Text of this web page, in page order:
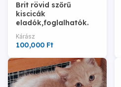
Brit rövid szőrű
kiscicák
eladók,foglalhatók.
Kárász
100,000 Ft